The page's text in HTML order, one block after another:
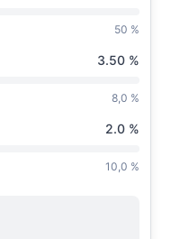
50 %
3.50 %
8,0 %
2.0 %
10,0 %